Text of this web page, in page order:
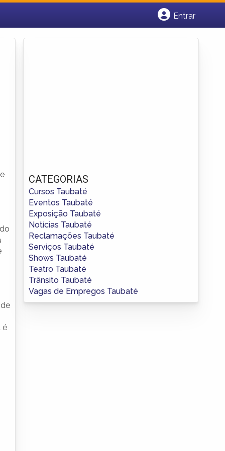
Entrar
é
CATEGORIAS
Cursos Taubaté
Eventos Taubaté
Exposição Taubaté
Notícias Taubaté
Reclamações Taubaté
Serviços Taubaté
Shows Taubaté
Teatro Taubaté
Trânsito Taubaté
Vagas de Empregos Taubaté